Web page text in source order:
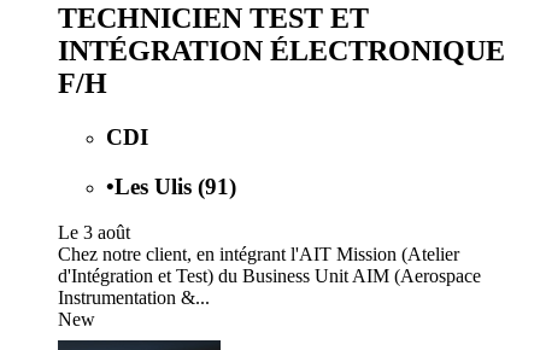
TECHNICIEN TEST ET
INTÉGRATION ÉLECTRONIQUE
F/H
CDI
•Les Ulis (91)
Le 3 août
Chez notre client, en intégrant l'AIT Mission (Atelier
d'Intégration et Test) du Business Unit AIM (Aerospace
Instrumentation &...
New